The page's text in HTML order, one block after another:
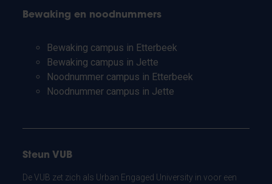
Bewaking en noodnummers
Bewaking campus in Etterbeek
Bewaking campus in Jette
Noodnummer campus in Etterbeek
Noodnummer campus in Jette
Steun VUB
De VUB zet zich als Urban Engaged University in voor een